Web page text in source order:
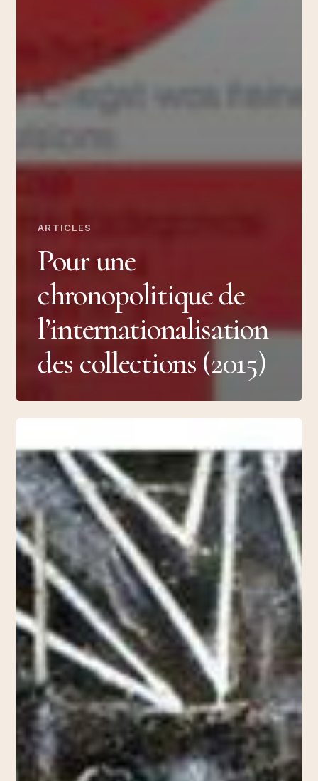
ARTICLES
Pour une
chronopolitique de
l’internationalisation
des collections (2015)
A-
T-
IL
UN
RÉGIME
POSTCOLONIAL
DES
ARTS
?